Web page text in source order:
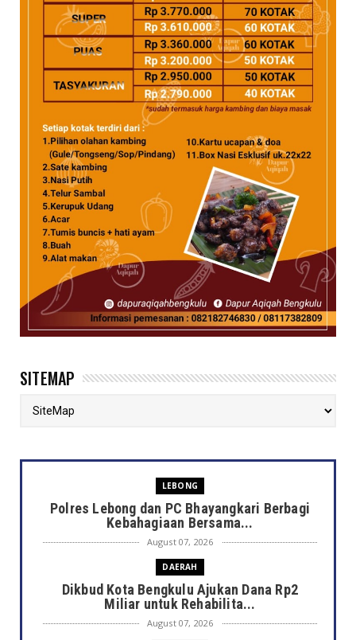
SITEMAP
LEBONG
Polres Lebong dan PC Bhayangkari Berbagi
Kebahagiaan Bersama...
August 07, 2026
DAERAH
Dikbud Kota Bengkulu Ajukan Dana Rp2
Miliar untuk Rehabilita...
August 07, 2026